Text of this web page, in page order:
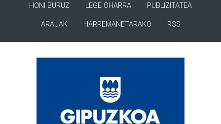
HONI BURUZ LEGE OHARRA PUBLIZITATEA
ARAUAK HARREMANETARAKO RSS